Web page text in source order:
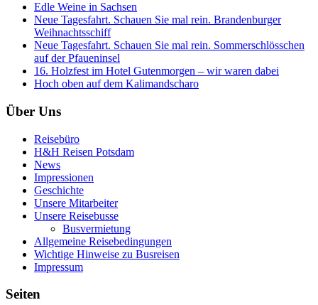
Edle Weine in Sachsen
Neue Tagesfahrt. Schauen Sie mal rein. Brandenburger
Weihnachtsschiff
Neue Tagesfahrt. Schauen Sie mal rein. Sommerschlösschen
auf der Pfaueninsel
16. Holzfest im Hotel Gutenmorgen – wir waren dabei
Hoch oben auf dem Kalimandscharo
Über Uns
Reisebüro
H&H Reisen Potsdam
News
Impressionen
Geschichte
Unsere Mitarbeiter
Unsere Reisebusse
Busvermietung
Allgemeine Reisebedingungen
Wichtige Hinweise zu Busreisen
Impressum
Seiten